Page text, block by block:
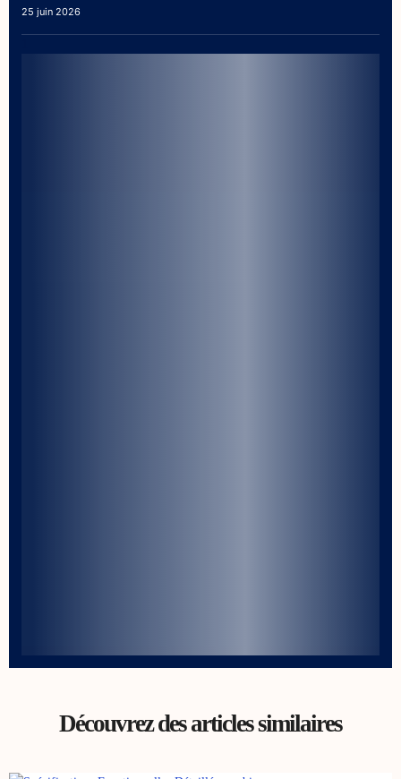
25 juin 2026
Découvrez des articles similaires